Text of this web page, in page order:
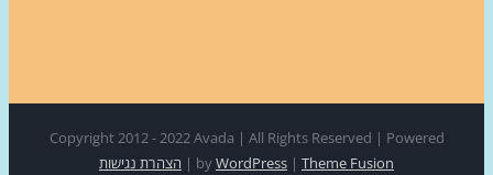
Copyright 2012 - 2022 Avada | All Rights Reserved |
byWordPress|Theme Fusion
|הצהרת נגישות